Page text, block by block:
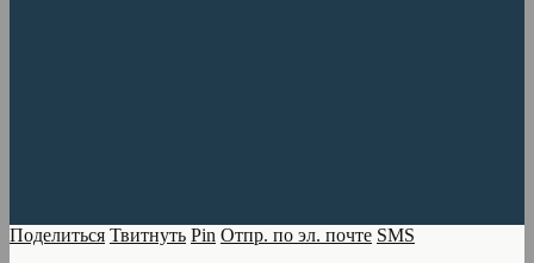
Поделиться Твитнуть Pin Отпр. по эл. почте SMS